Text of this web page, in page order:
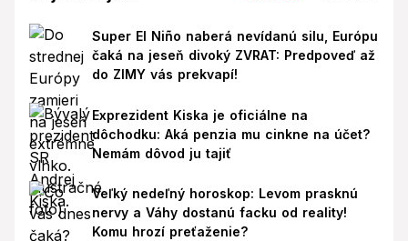
Super El Niño naberá nevídanú silu, Európu
čaká na jeseň divoký ZVRAT: Predpoveď až
do ZIMY vás prekvapí!
Exprezident Kiska je oficiálne na
dôchodku: Aká penzia mu cinkne na účet?
Nemám dôvod ju tajiť
Veľký nedeľný horoskop: Levom prasknú
nervy a Váhy dostanú facku od reality!
Komu hrozí preťaženie?